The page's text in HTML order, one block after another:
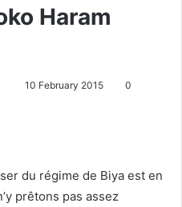
Haram
n
e
10 February 2015 0
du régime de Biya est en
prêtons pas assez